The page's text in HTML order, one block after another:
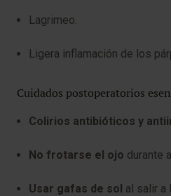
Lagrimeo.
Ligera inflamación de los
Cuidados postoperatorios
Colirios antibióticos y
No frotarse el ojo durante
Usar gafas de sol al salir a